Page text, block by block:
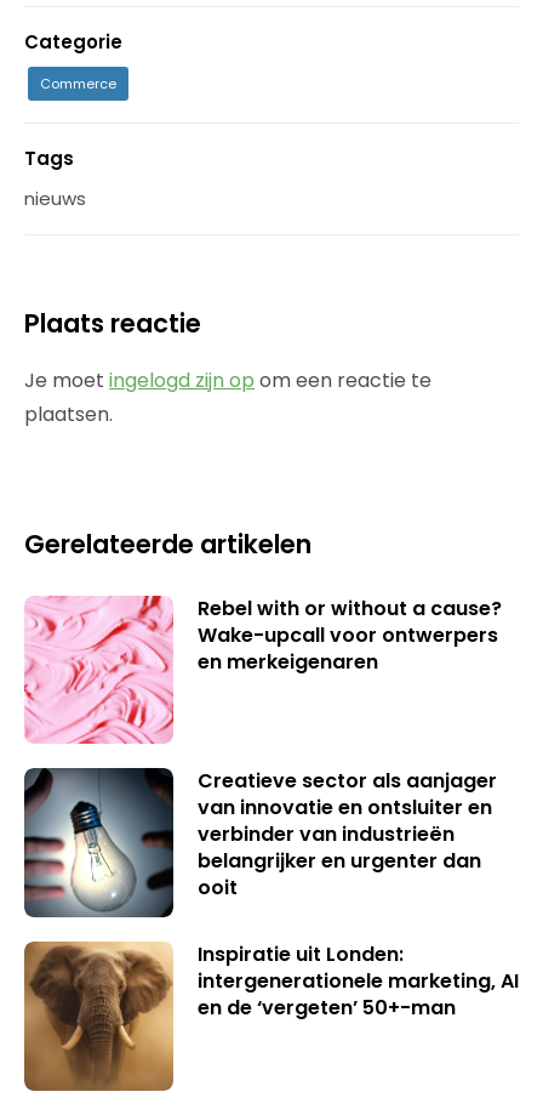
Categorie
Commerce
Tags
nieuws
Plaats reactie
Je moet ingelogd zijn op om een reactie te
plaatsen.
Gerelateerde artikelen
Rebel with or without a cause?
Wake-upcall voor ontwerpers
en merkeigenaren
Creatieve sector als aanjager
van innovatie en ontsluiter en
verbinder van industrieën
belangrijker en urgenter dan
ooit
Inspiratie uit Londen:
intergenerationele marketing, AI
en de ‘vergeten’ 50+-man